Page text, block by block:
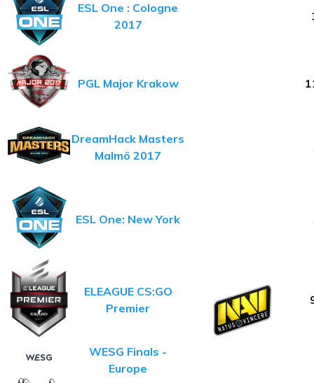
ESL One : Cologne
2017
PGL Major Krakow
DreamHack Masters
Malmö 2017
ESL One: New York
ELEAGUE CS:GO
Premier
WESG Finals -
Europe